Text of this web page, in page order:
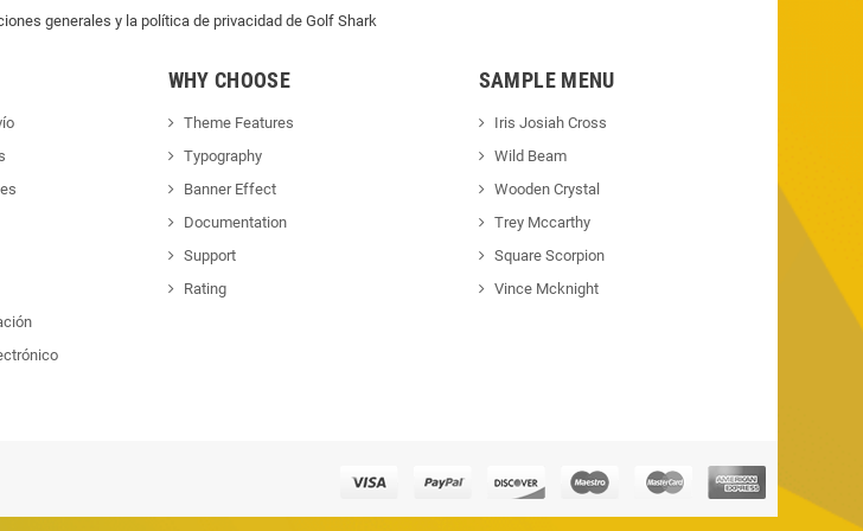
generales y la política de privacidad de Golf Shark
WHY CHOOSE
Theme Features
Typography
Banner Effect
Documentation
Support
Rating
SAMPLE MENU
Iris Josiah Cross
Wild Beam
Wooden Crystal
Trey Mccarthy
Square Scorpion
Vince Mcknight